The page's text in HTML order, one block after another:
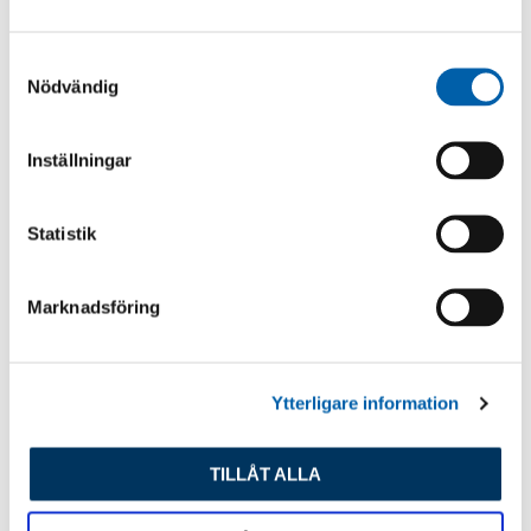
Nödvändig
Inställningar
Statistik
Marknadsföring
Ytterligare information
TILLÅT ALLA